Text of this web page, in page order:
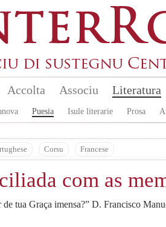
Accolta Associu Literatura
Puesia Isule literarie Prosa
Corsu Francese
com as
tua Graça imensa?” D. Francisco